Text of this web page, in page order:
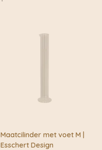
Maatcilinder met voet M |
Esschert Design